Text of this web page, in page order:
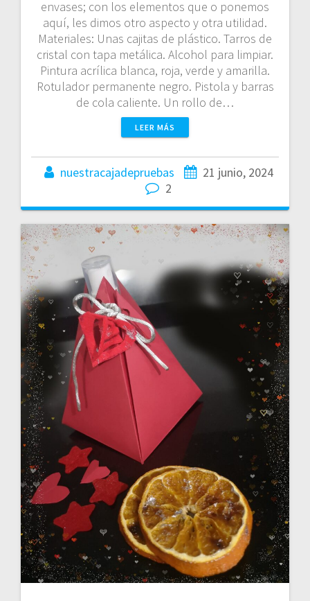
envases; con los elementos que o ponemos
aquí, les dimos otro aspecto y otra utilidad.
Materiales: Unas cajitas de plástico. Tarros de
cristal con tapa metálica. Alcohol para limpiar.
Pintura acrílica blanca, roja, verde y amarilla.
Rotulador permanente negro. Pistola y barras
de cola caliente. Un rollo de…
LEER MÁS
nuestracajadepruebas
21 junio, 2024
2